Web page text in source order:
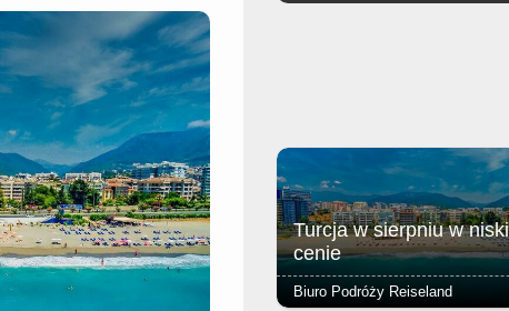
Turcja w sierpniu w
cenie
Biuro Podróży Reiseland